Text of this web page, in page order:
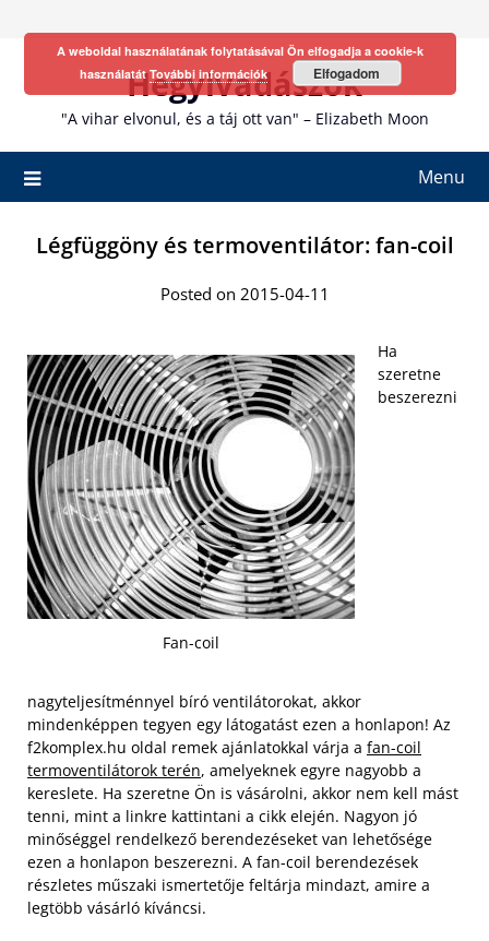
Hegyivadászok
"A vihar elvonul, és a táj ott van" – Elizabeth Moon
Menu
Légfüggöny és termoventilátor: fan-coil
Posted on 2015-04-11
Fan-coil
Ha
szeretne
beszerezni
nagyteljesítménnyel bíró ventilátorokat, akkor
mindenképpen tegyen egy látogatást ezen a honlapon! Az
f2komplex.hu oldal remek ajánlatokkal várja a fan-coil
termoventilátorok terén, amelyeknek egyre nagyobb a
kereslete. Ha szeretne Ön is vásárolni, akkor nem kell mást
tenni, mint a linkre kattintani a cikk elején. Nagyon jó
minőséggel rendelkező berendezéseket van lehetősége
ezen a honlapon beszerezni. A fan-coil berendezések
részletes műszaki ismertetője feltárja mindazt, amire a
legtöbb vásárló kíváncsi.
A weboldal használatának folytatásával Ön elfogadja a cookie-k
használatátTovábbi információk Elfogadom